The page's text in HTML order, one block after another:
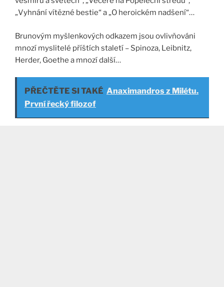
„Vyhnání vítězné bestie“ a „O heroickém nadšení“…
Brunovým myšlenkových odkazem jsou ovlivňováni
mnozí myslitelé příštích staletí – Spinoza, Leibnitz,
Herder, Goethe a mnozí další…
PŘEČTĚTE SI TAKÉ Anaximandros z Milétu.
První řecký filozof